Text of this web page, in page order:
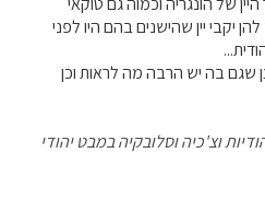
יקבי יין שהישנים בהם היו לפני
בה יש הרבה מה לראות וכן
וצ'כיה וסלובקיה במבט יהודי